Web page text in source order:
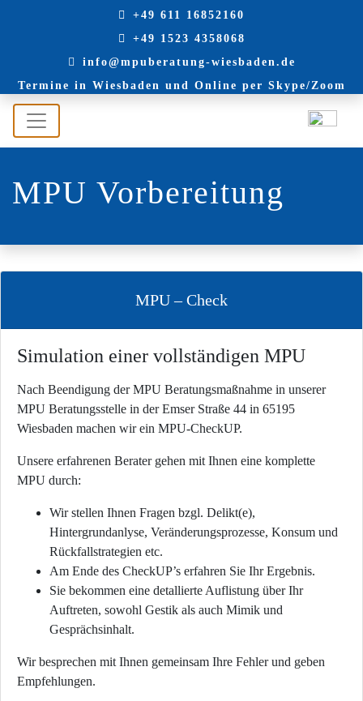
+49 611 16852160
+49 1523 4358068
info@mpuberatung-wiesbaden.de
Termine in Wiesbaden und Online per Skype/Zoom
MPU Vorbereitung
MPU – Check
Simulation einer vollständigen MPU
Nach Beendigung der MPU Beratungsmaßnahme in unserer
MPU Beratungsstelle in der Emser Straße 44 in 65195
Wiesbaden machen wir ein MPU-CheckUP.
Unsere erfahrenen Berater gehen mit Ihnen eine komplette
MPU durch:
Wir stellen Ihnen Fragen bzgl. Delikt(e),
Hintergrundanlyse, Veränderungsprozesse, Konsum und
Rückfallstrategien etc.
Am Ende des CheckUP’s erfahren Sie Ihr Ergebnis.
Sie bekommen eine detallierte Auflistung über Ihr
Auftreten, sowohl Gestik als auch Mimik und
Gesprächsinhalt.
Wir besprechen mit Ihnen gemeinsam Ihre Fehler und geben
Empfehlungen.